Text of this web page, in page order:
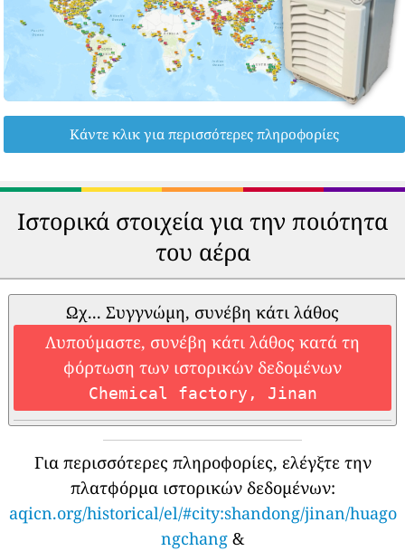
Κάντε κλικ για περισσότερες πληροφορίες
Ιστορικά στοιχεία για την ποιότητα
του αέρα
Ωχ... Συγγνώμη, συνέβη κάτι λάθος
Λυπούμαστε, συνέβη κάτι λάθος κατά τη
φόρτωση των ιστορικών δεδομένων
Chemical factory, Jinan
Για περισσότερες πληροφορίες, ελέγξτε την
πλατφόρμα ιστορικών δεδομένων:
aqicn.org/historical/el/#city:shandong/jinan/huago
ngchang &